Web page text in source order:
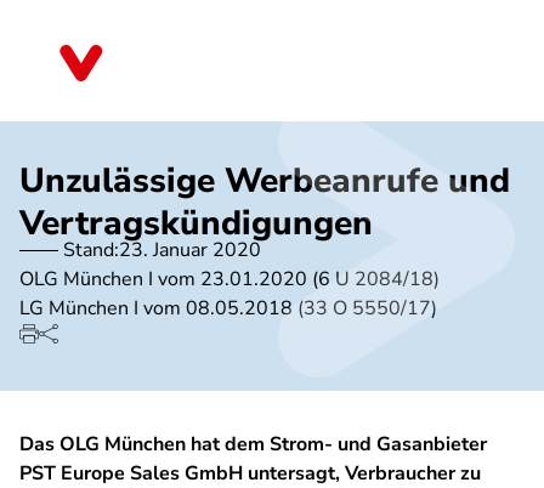
Unzulässige Werbeanrufe und
Vertragskündigungen
Stand:23. Januar 2020
OLG München I vom 23.01.2020 (6 U 2084/18)
LG München I vom 08.05.2018 (33 O 5550/17)
Das OLG München hat dem Strom- und Gasanbieter
PST Europe Sales GmbH untersagt, Verbraucher zu